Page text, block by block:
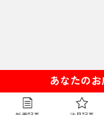
あなたの